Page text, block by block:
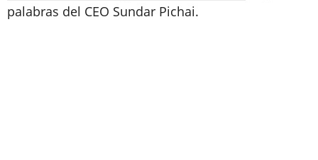
palabras del CEO Sundar Pichai.